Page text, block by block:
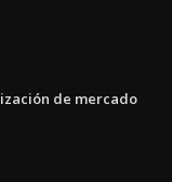
de mercado